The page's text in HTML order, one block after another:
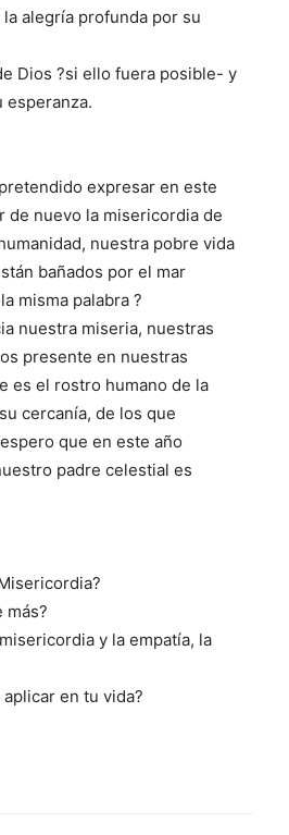
alegría profunda por su
Dios ?si ello fuera posible- y
esperanza.
expresar en este
de nuevo la misericordia de
nuestra pobre vida
bañados por el mar
misma palabra ?
nuestra miseria, nuestras
presente en nuestras
es el rostro humano de la
cercanía, de los que
que en este año
padre celestial es
más?
y la empatía, la
en tu vida?